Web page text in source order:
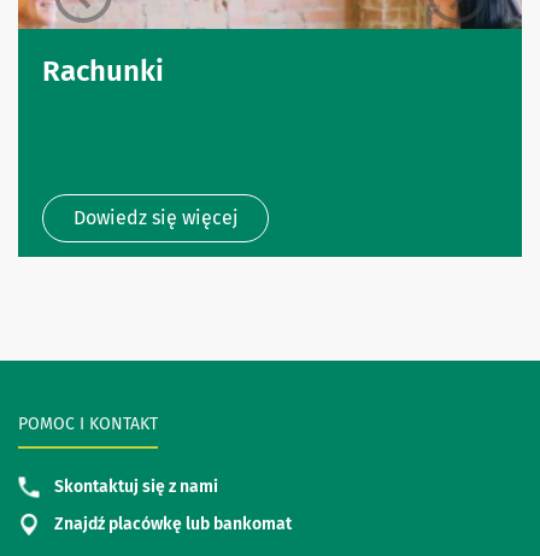
Rachunki
Dowiedz się więcej
POMOC I KONTAKT
Skontaktuj się z nami
Znajdź placówkę lub bankomat